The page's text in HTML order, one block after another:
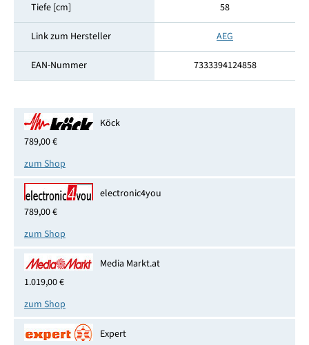
Tiefe [cm] 58
Link zum Hersteller AEG
EAN-Nummer 7333394124858
Köck
789,00 €
zum Shop
electronic4you
789,00 €
zum Shop
Media Markt.at
1.019,00 €
zum Shop
Expert